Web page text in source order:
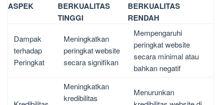
ASPEK
BERKUALITAS
TINGGI
BERKUALITAS
RENDAH
Dampak
terhadap
Peringkat
Meningkatkan
peringkat website
secara signifikan
Mempengaruhi
peringkat website
secara minimal atau
bahkan negatif
Meningkatkan
kredibilitas
Menurunkan